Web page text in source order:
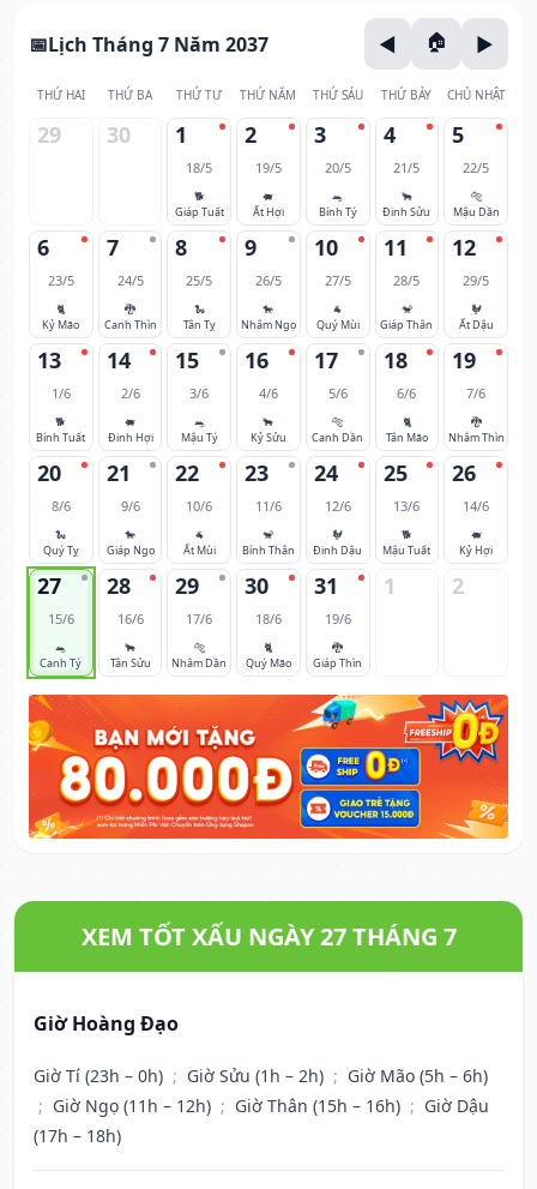
Lịch Tháng 7 Năm 2037
THỨ HAI THỨ BA THỨ TƯ THỨ NĂM THỨ SÁU THỨ BẢY CHỦ NHẬT
29 30 1
18/5
🐕
Giáp Tuất
2
19/5
🐖
Ất Hợi
3
20/5
🐀
Bính Tý
4
21/5
🐂
Đinh Sửu
5
22/5
🐅
Mậu Dần
6
23/5
🐈
Kỷ Mão
7
24/5
🐉
Canh Thìn
8
25/5
🐍
Tân Tỵ
9
26/5
🐎
Nhâm Ngọ
10
27/5
🐐
Quý Mùi
11
28/5
🐒
Giáp Thân
12
29/5
🐓
Ất Dậu
13
1/6
🐕
Bính Tuất
14
2/6
🐖
Đinh Hợi
15
3/6
🐀
Mậu Tý
16
4/6
🐂
Kỷ Sửu
17
5/6
🐅
Canh Dần
18
6/6
🐈
Tân Mão
19
7/6
🐉
Nhâm Thìn
20
8/6
🐍
Quý Tỵ
21
9/6
🐎
Giáp Ngọ
22
10/6
🐐
Ất Mùi
23
11/6
🐒
Bính Thân
24
12/6
🐓
Đinh Dậu
25
13/6
🐕
Mậu Tuất
26
14/6
🐖
Kỷ Hợi
27
15/6
🐀
Canh Tý
28
16/6
🐂
Tân Sửu
29
17/6
🐅
Nhâm Dần
30
18/6
🐈
Quý Mão
31
19/6
🐉
Giáp Thìn
1 2
XEM TỐT XẤU NGÀY 27 THÁNG 7
Giờ Hoàng Đạo
Giờ Tí (23h – 0h) ; Giờ Sửu (1h – 2h) ; Giờ Mão (5h – 6h)
; Giờ Ngọ (11h – 12h) ; Giờ Thân (15h – 16h) ; Giờ Dậu
(17h – 18h)